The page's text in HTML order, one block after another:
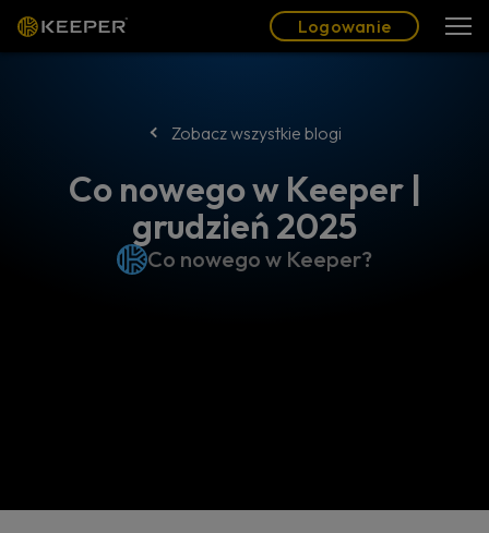
Logowanie
Zobacz wszystkie blogi
Co nowego w Keeper |
grudzień 2025
Co nowego w Keeper?